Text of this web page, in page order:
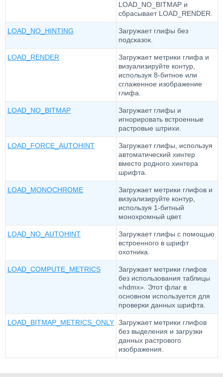
LOAD_NO_BITMAP и
сбрасывает LOAD_RENDER.
LOAD_NO_HINTING
Загружает глифы без
подсказок.
LOAD_RENDER
Загружает метрики глифа и
визуализируйте контур,
используя 8-битное или
сглаженное изображение
глифа.
LOAD_NO_BITMAP
Загружает глифы и
игнорировать встроенные
растровые штрихи.
LOAD_FORCE_AUTOHINT
Загружает глифы, используя
автоматический хинтер
вместо родного хинтера
шрифта.
LOAD_MONOCHROME
Загружает метрики глифов и
визуализируйте контур,
используя 1-битный
монохромный цвет.
LOAD_NO_AUTOHINT
Загружает глифы с помощью
встроенного в шрифт
охотника.
LOAD_COMPUTE_METRICS
Загружает метрики глифов
без использования таблицы
«hdmx». Этот флаг в
основном используется для
проверки данных шрифта.
LOAD_BITMAP_METRICS_ONLY Загружает метрики глифов
без выделения и загрузки
данных растрового
изображения.